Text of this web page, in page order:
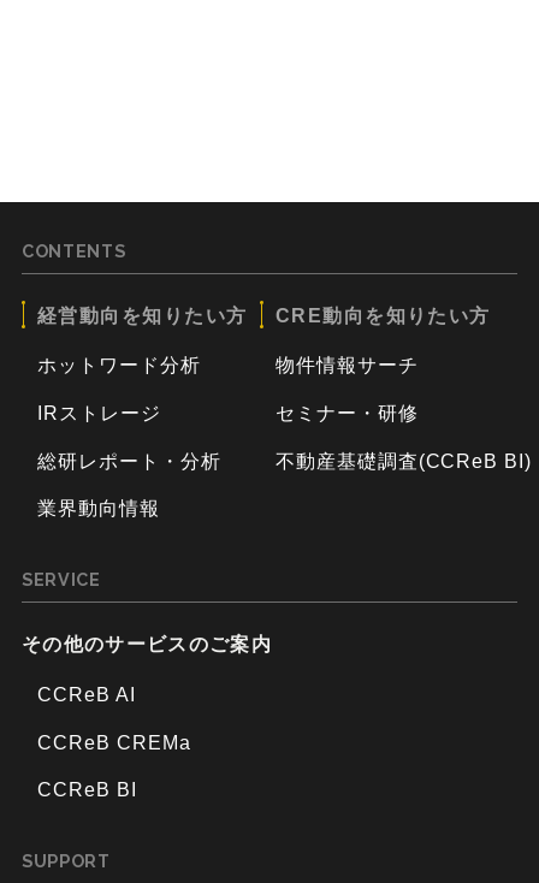
CONTENTS
経営動向を知りたい方
ホットワード分析
IRストレージ
総研レポート・分析
業界動向情報
CRE動向を知りたい方
物件情報サーチ
セミナー・研修
不動産基礎調査(CCReB BI)
SERVICE
その他のサービスのご案内
CCReB AI
CCReB CREMa
CCReB BI
SUPPORT